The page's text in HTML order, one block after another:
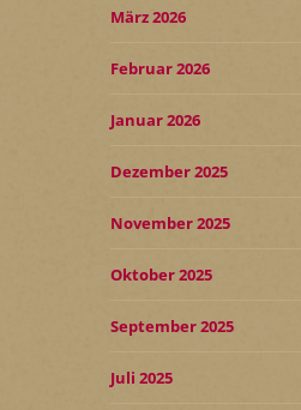
März 2026
Februar 2026
Januar 2026
Dezember 2025
November 2025
Oktober 2025
September 2025
Juli 2025